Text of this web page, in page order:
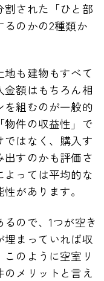
割された「ひと部
のかの2種類か
も建物もすべて
額はもちろん相
組むのが一般的
件の収益性」で
はなく、購入す
出すのかも評価さ
っては平均的な
があります。
ので、1つが空き
まっていれば収
のように空室リ
メリットと言え